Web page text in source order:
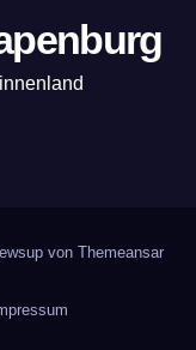
von Themeansar